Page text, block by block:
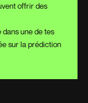
offrir des
une de tes
sur la prédiction